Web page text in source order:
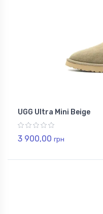
UGG Ultra Mini Beige
3 900,00 грн